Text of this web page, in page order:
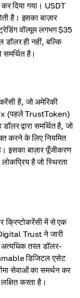
दिया गया। USDT
है। इसका बाज़ार
वॉल्यूम लगभग $35
ही नहीं, बल्कि
है।
है, जो अमेरिकी
(पहले TrustToken)
द्वारा समर्थित है, जो
करने के लिए नियमित
इसका बाज़ार पूँजीकरण
है जो स्थिरता
क्रिप्टोकरेंसी में से एक
Trust ने जारी
तरल डॉलर-
डिजिटल एसेट
सेवाओं का समर्थन कर
करता है।